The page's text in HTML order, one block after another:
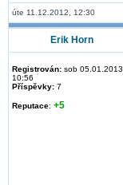
úte 11.12.2012, 12:30
Erik Horn
Registrován: sob 05.01.2013,
10:56
Příspěvky: 7
Reputace: +5